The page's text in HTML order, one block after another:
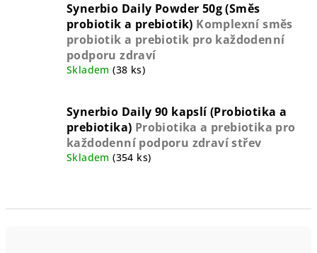
Synerbio Daily Powder 50g (Směs
probiotik a prebiotik) Komplexní směs
probiotik a prebiotik pro každodenní
podporu zdraví
Skladem(38 ks)
Synerbio Daily 90 kapslí (Probiotika a
prebiotika) Probiotika a prebiotika pro
každodenní podporu zdraví střev
Skladem(354 ks)